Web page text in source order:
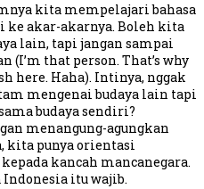
kita mempelajari bahasa
ke akar-akarnya. Boleh kita
lain, tapi jangan sampai
(I’m that person. That’s why
here. Haha). Intinya, nggak
mengenai budaya lain tapi
budaya sendiri?
menangung-agungkan
kita punya orientasi
kancah mancanegara.
Indonesia itu wajib.